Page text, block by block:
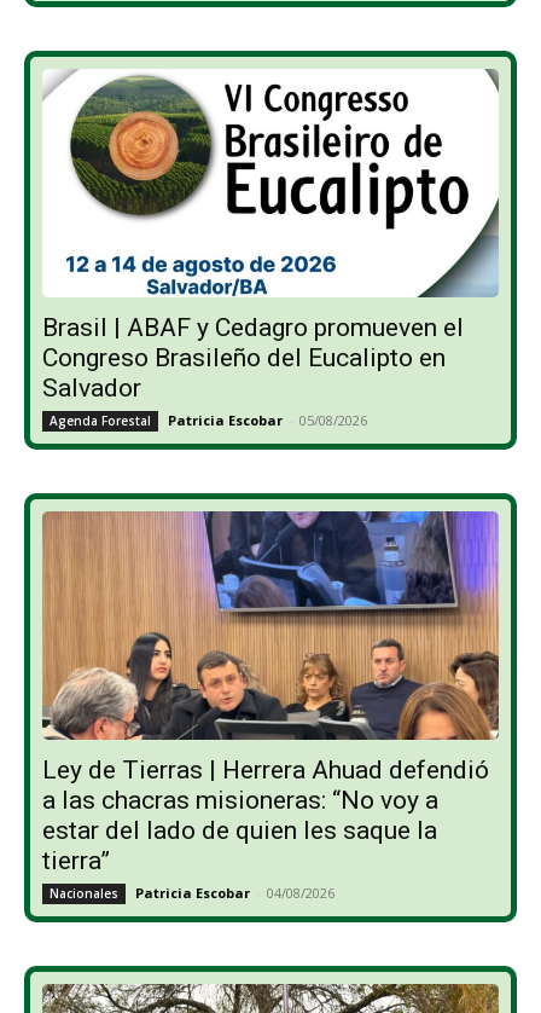
Brasil | ABAF y Cedagro promueven el
Congreso Brasileño del Eucalipto en
Salvador
Agenda Forestal Patricia Escobar - 05/08/2026
Ley de Tierras | Herrera Ahuad defendió
a las chacras misioneras: “No voy a
estar del lado de quien les saque la
tierra”
Nacionales Patricia Escobar - 04/08/2026